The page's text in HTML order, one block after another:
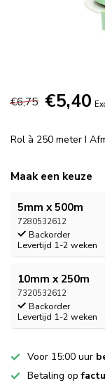
€6,75 €5,40
Rol à 250 meter I
Maak een keuze
5mm x 500m
7280532612
Backorder
Levertijd 1-2 weken
10mm x 250m
7320532612
Backorder
Levertijd 1-2 weken
Voor 15:00 uur
Betaling op